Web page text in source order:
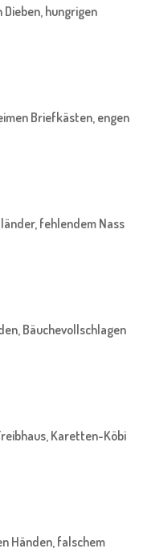
Dieben, hungrigen
Briefkästen, engen
fehlendem Nass
Bäuchevollschlagen
Karetten-Köbi
Händen, falschem